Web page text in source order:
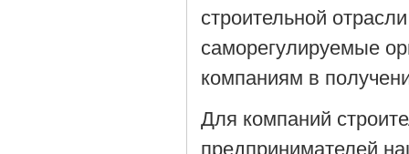
строительной
саморегулируемые
компаниям в
Для компаний
предпринимателей